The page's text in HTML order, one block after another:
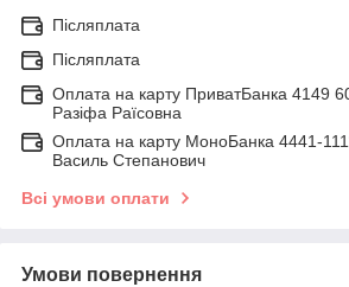
Післяплата
Післяплата
Оплата на карту ПриватБанка 4149
Разіфа Раїсовна
Оплата на карту МоноБанка 4441-
Василь Степанович
Всі умови оплати
Умови повернення